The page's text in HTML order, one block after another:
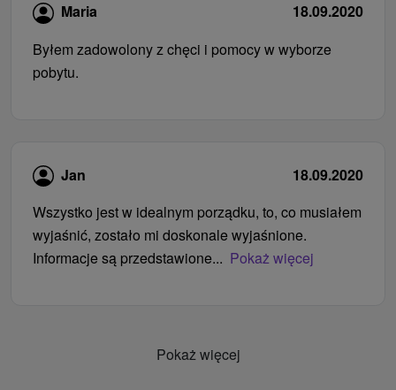
Maria
18.09.2020
Byłem zadowolony z chęci i pomocy w wyborze
pobytu.
Jan
18.09.2020
Wszystko jest w idealnym porządku, to, co musiałem
wyjaśnić, zostało mi doskonale wyjaśnione.
Informacje są przedstawione... Pokaż więcej
Pokaż więcej